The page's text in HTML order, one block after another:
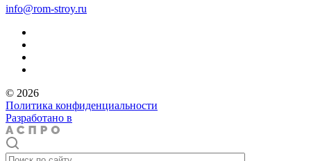
info@rom-stroy.ru
© 2026
Политика конфиденциальности
Разработано в